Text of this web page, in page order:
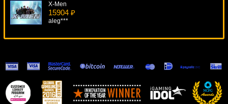
X-Men
15904 ₽
aleg***
Gnome
11316 ₽
drink***